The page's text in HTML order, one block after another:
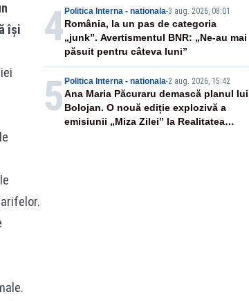
își
4 Politica Interna - nationala-3 aug. 2026, 08:01
România, la un pas de categoria
„junk”. Avertismentul BNR: „Ne-au mai
păsuit pentru câteva luni”
5 Politica Interna - nationala-2 aug. 2026, 15:42
Ana Maria Păcuraru demască planul lui
Bolojan. O nouă ediție explozivă a
emisiunii „Miza Zilei” la Realitatea